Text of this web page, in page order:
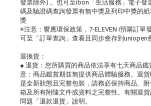
發票除外) 。也可至ibon「生活服務」電子發
碼及驗證碼查詢發票有無中獎及列印中獎的
獎
※注意：響應環保政策，7-ELEVEN i預購訂單
可至「訂單查詢」查看且同步會存到uniopen
退換貨：
● 退貨：您所購買的商品依法享有七天商品
意：商品鑑賞期並無提供商品體驗服務。退
是全新狀態且完整包裝，請務必保持商品、
箱及所有附隨文件或資料之完整性。有關退
問題「退款退貨」說明。